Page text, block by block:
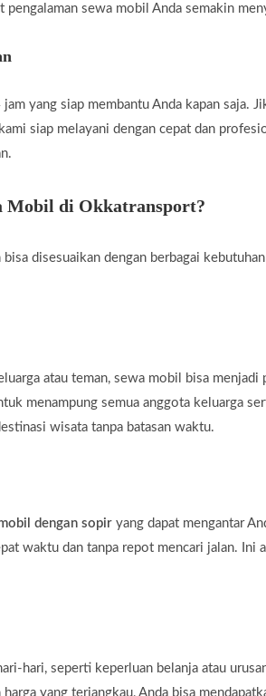
pengalaman sewa mobil Anda semakin
yang siap membantu Anda kapan saja.
siap melayani dengan cepat dan
Mobil di Okkatransport?
disesuaikan dengan berbagai
atau teman, sewa mobil bisa
menampung semua anggota keluarga
wisata tanpa batasan waktu.
dengan sopir yang dapat mengantar
waktu dan tanpa repot mencari jalan. Ini
hari, seperti keperluan belanja atau
yang terjangkau, Anda bisa